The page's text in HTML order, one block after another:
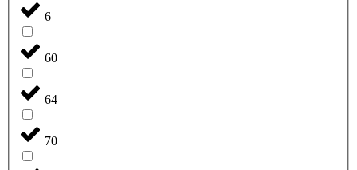
6
60
64
70